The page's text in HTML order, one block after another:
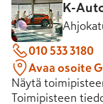
K-
010 533 3180
Avaa osoite
Näytä
Toimipisteen